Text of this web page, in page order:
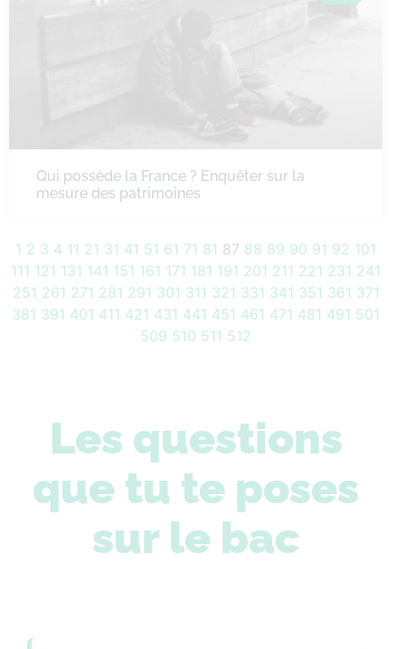
Qui possède la France ? Enquêter sur la
mesure des patrimoines
1 2 3 4 11 21 31 41 51 61 71 81 87 88 89 90 91 92 101
111 121 131 141 151 161 171 181 191 201 211 221 231 241
251 261 271 281 291 301 311 321 331 341 351 361 371
381 391 401 411 421 431 441 451 461 471 481 491 501
509 510 511 512
Les questions
que tu te poses
sur le bac